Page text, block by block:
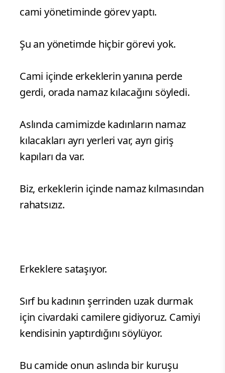
cami yönetiminde görev yaptı.
Şu an yönetimde hiçbir görevi yok.
Cami içinde erkeklerin yanına perde
gerdi, orada namaz kılacağını söyledi.
Aslında camimizde kadınların namaz
kılacakları ayrı yerleri var, ayrı giriş
kapıları da var.
Biz, erkeklerin içinde namaz kılmasından
rahatsızız.
Erkeklere sataşıyor.
Sırf bu kadının şerrinden uzak durmak
için civardaki camilere gidiyoruz. Camiyi
kendisinin yaptırdığını söylüyor.
Bu camide onun aslında bir kuruşu